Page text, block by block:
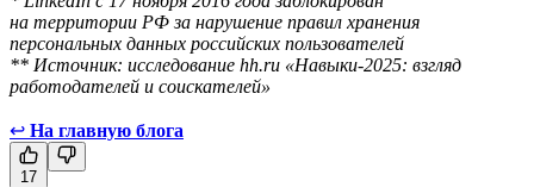
на территории РФ за нарушение правил хранения
персональных данных российских пользователей
** Источник: исследование hh.ru «Навыки-2025: взгляд
работодателей и соискателей»
↩ На главную блога
17